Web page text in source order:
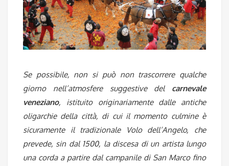
Se possibile, non si può non trascorrere qualche
giorno nell’atmosfere suggestive del carnevale
veneziano, istituito originariamente dalle antiche
oligarchie della città, di cui il momento culmine è
sicuramente il tradizionale Volo dell’Angelo, che
prevede, sin dal 1500, la discesa di un artista lungo
una corda a partire dal campanile di San Marco fino